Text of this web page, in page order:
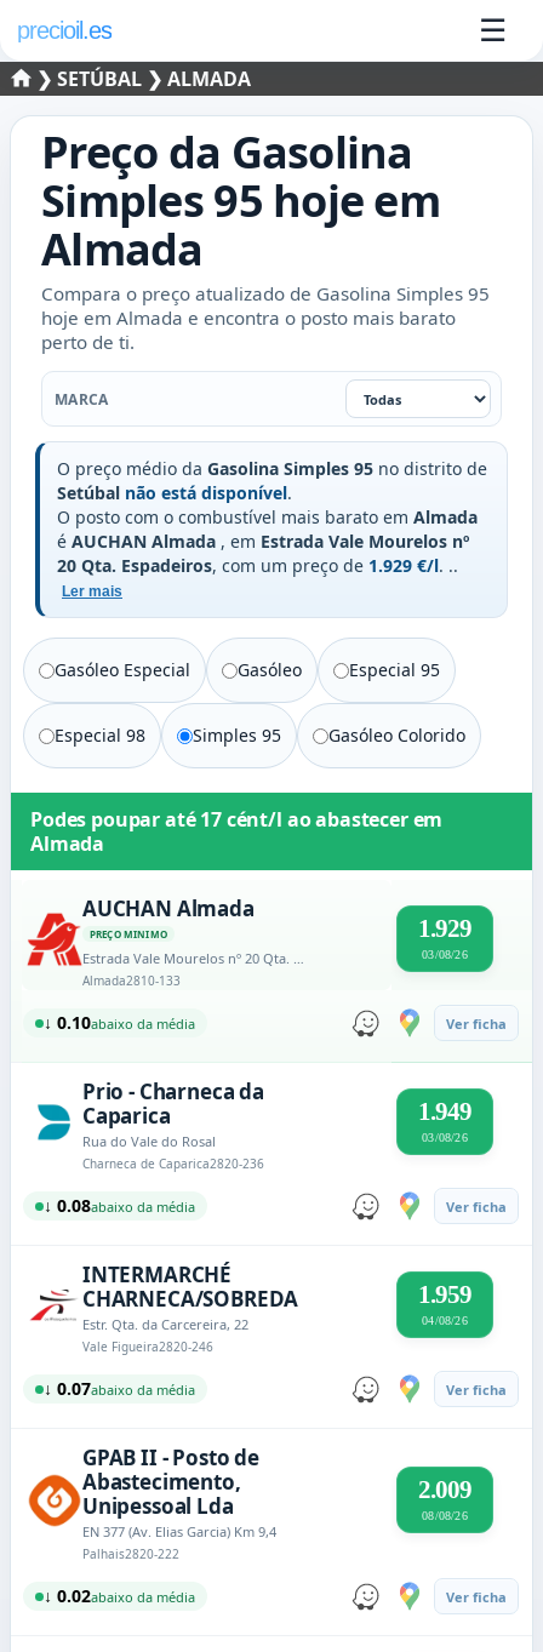
precioil.es ☰
❯SETÚBAL ❯ ALMADA
Preço da Gasolina
Simples 95 hoje em
Almada
Compara o preço atualizado de Gasolina Simples 95
hoje em Almada e encontra o posto mais barato
perto de ti.
Marca
MARCA
O preço médio da Gasolina Simples 95 no distrito de
Setúbal não está disponível.
O posto com o combustível mais barato em Almada
é AUCHAN Almada , em Estrada Vale Mourelos nº
20 Qta. Espadeiros, com um preço de 1.929 €/l. ..
Ler mais
Gasóleo Especial Gasóleo Especial 95
Especial 98 Simples 95 Gasóleo Colorido
Podes poupar até17 cént/l ao abastecer em
Almada
AUCHAN Almada
PREÇO MINIMO
Estrada Vale Mourelos nº 20 Qta. Espadeiros
Almada2810-133
1.929
03/08/26
↓ 0.10abaixo da média Ver ficha
Prio - Charneca da
Caparica
Rua do Vale do Rosal
Charneca de Caparica2820-236
1.949
03/08/26
↓ 0.08abaixo da média Ver ficha
INTERMARCHÉ
CHARNECA/SOBREDA
Estr. Qta. da Carcereira, 22
Vale Figueira2820-246
1.959
04/08/26
↓ 0.07abaixo da média Ver ficha
GPAB II - Posto de
Abastecimento,
Unipessoal Lda
EN 377 (Av. Elias Garcia) Km 9,4
Palhais2820-222
2.009
08/08/26
↓ 0.02abaixo da média Ver ficha